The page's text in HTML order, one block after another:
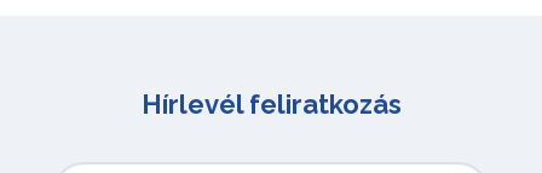
Hírlevél feliratkozás